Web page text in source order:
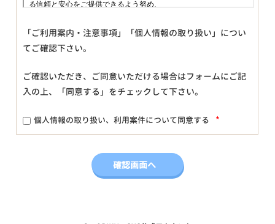
「ご利用案内・注意事項」「個人情報の取り扱い」につい
てご確認下さい。
ご確認いただき、ご同意いただける場合はフォームにご記
入の上、「同意する」をチェックして下さい。
個人情報の取り扱い、利用案件について同意する *